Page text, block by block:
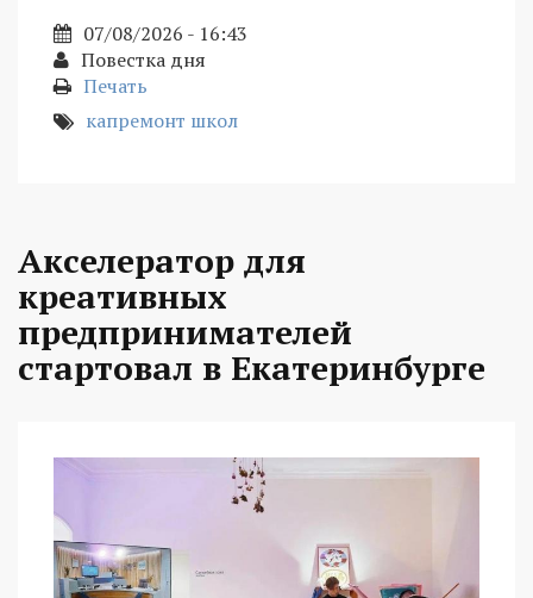
07/08/2026 - 16:43
Повестка дня
Печать
капремонт школ
Акселератор для
креативных
предпринимателей
стартовал в Екатеринбурге